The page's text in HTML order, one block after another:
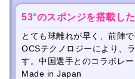
53°のスポンジを搭載し
とても球離れが早く、前陣
OCSテクノロジーにより、
す。中国選手とのコラボレ
Made in Japan